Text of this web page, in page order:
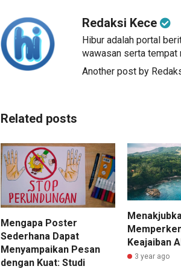
Redaksi Kece
Hibur adalah portal
wawasan serta
Another post by
Related posts
Mengapa Poster
Sederhana Dapat
Menyampaikan Pesan
dengan Kuat: Studi
Keajaiban
3 year ago